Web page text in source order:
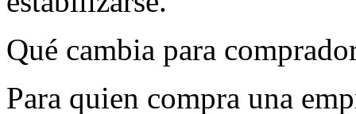
Qué cambia para
Para quien compra una